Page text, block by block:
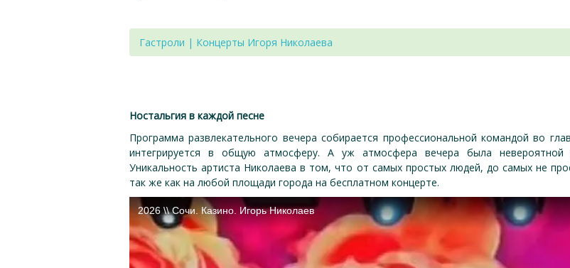
Гастроли | Концерты Игоря Николаева
Ностальгия в каждой песне
Программа развлекательного вечера собирается профессиональной командой во
интегрируется в общую атмосферу. А уж атмосфера вечера была невероятной
Уникальность артиста Николаева в том, что от самых простых людей, до самых не
так же как на любой площади города на бесплатном концерте.